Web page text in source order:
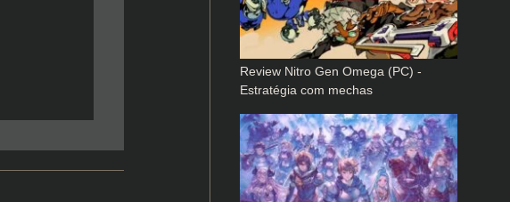
Review Nitro Gen Omega (PC) -
Estratégia com mechas